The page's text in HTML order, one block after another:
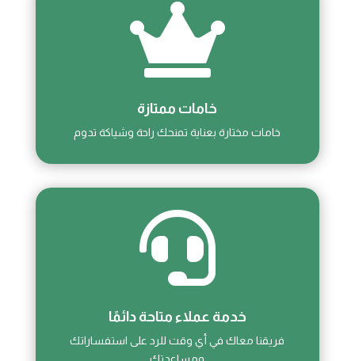

خامات ممتازة
خامات مختارة بعناية تمنحك راحة وشياكة تدوم

خدمة عملاء متاحة دائمًا
فريقنا معاك في أي وقت للرد على استفساراتك
ومساعدتك